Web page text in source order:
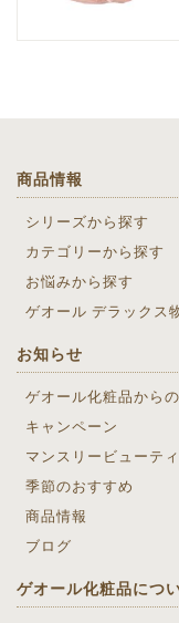
商品情報
シリーズから探す
カテゴリーから探す
お悩みから探す
ゲオール デラックス
お知らせ
ゲオール化粧品から
キャンペーン
マンスリービューテ
季節のおすすめ
商品情報
ブログ
ゲオール化粧品につ